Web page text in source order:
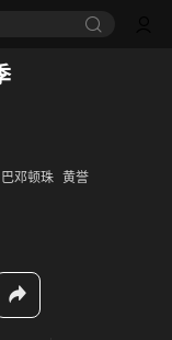
巴邓顿珠 黄誉